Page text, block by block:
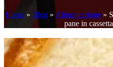
Home » Blog » Alimentazione »
pane in